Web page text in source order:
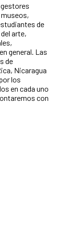
de
arte,
general. Las
de
Nicaragua
los
en cada uno
con